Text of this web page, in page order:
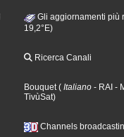
Gli aggiornamenti più
19,2°E)
Ricerca Canali
Bouquet( Italiano - RAI -
TivùSat)
Channels